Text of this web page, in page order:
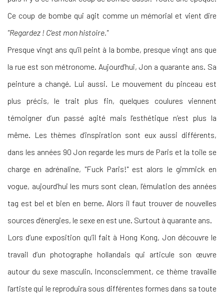
Ce coup de bombe qui agit comme un mémorial et vient dire
"Regardez ! C’est mon histoire."
Presque vingt ans qu’il peint à la bombe, presque vingt ans que
la rue est son métronome. Aujourd’hui, Jon a quarante ans. Sa
peinture a changé. Lui aussi. Le mouvement du pinceau est
plus précis, le trait plus fin, quelques coulures viennent
témoigner d’un passé agité mais l’esthétique n’est plus la
même. Les thèmes d’inspiration sont eux aussi différents,
dans les années 90 Jon regarde les murs de Paris et la toile se
charge en adrénaline, "Fuck Paris!" est alors le gimmick en
vogue, aujourd’hui les murs sont clean, l’émulation des années
tag est bel et bien en berne. Alors il faut trouver de nouvelles
sources d’énergies, le sexe en est une. Surtout à quarante ans.
Lors d’une exposition qu’il fait à Hong Kong, Jon découvre le
travail d’un photographe hollandais qui articule son œuvre
autour du sexe masculin. Inconsciemment, ce thème travaille
l’artiste qui le reproduira sous différentes formes dans sa toute